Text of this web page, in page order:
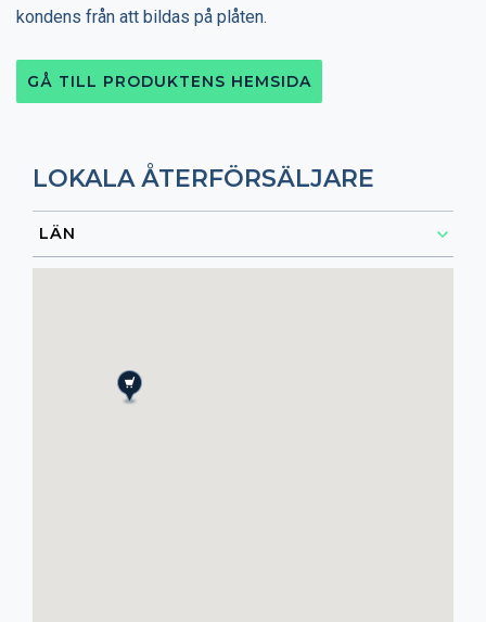
kondens från att bildas på plåten.
GÅ TILL PRODUKTENS HEMSIDA
LOKALA ÅTERFÖRSÄLJARE